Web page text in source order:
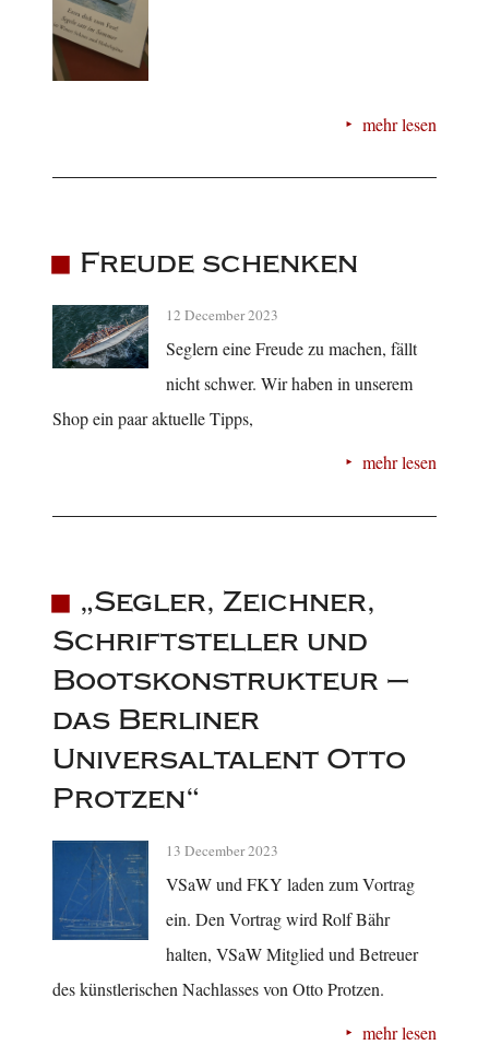
mehr lesen
Freude schenken
12 December 2023
Seglern eine Freude zu machen, fällt
nicht schwer. Wir haben in unserem
Shop ein paar aktuelle Tipps,
mehr lesen
„Segler, Zeichner,
Schriftsteller und
Bootskonstrukteur –
das Berliner
Universaltalent Otto
Protzen“
13 December 2023
VSaW und FKY laden zum Vortrag
ein. Den Vortrag wird Rolf Bähr
halten, VSaW Mitglied und Betreuer
des künstlerischen Nachlasses von Otto Protzen.
mehr lesen